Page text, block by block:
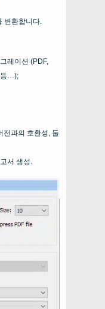
변환합니다.
레이션 (PDF,
등…);
전과의 호환성, 둘
서 생성.